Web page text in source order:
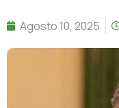
Agosto 10, 2025